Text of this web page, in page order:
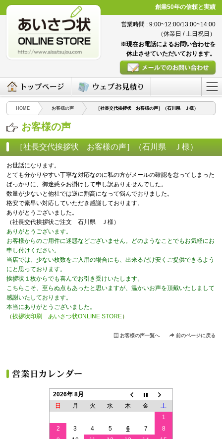
創業50年の信頼と実績
営業時間 : 9:00~12:00/13:00~14:00
（休業日 / 土日祝日）
※現在お電話によるお問い合わせを
休止させていただいております。
HOME お客様の声 ［社長交代挨拶状 お客様の声］（石川県 Ｊ様）
お客様の声
［社長交代挨拶状 お客様の声］（石川県 Ｊ様）
お世話になります。
とても分かりやすい丁寧な対応なのに私の方がメールの確認を怠ってしまった
ばっかりに、御迷惑をお掛けして申し訳ありませんでした。
数量が少ないと他社では逆に割高になって悩んでおりました。
格安で素早い対応していただき感謝しております。
ありがとうございました。
（社長交代挨拶状ご注文 石川県 Ｊ様）
ありがとうございます。
お客様からのご用件に迷惑などございません。どのようなことでもお気軽にお
申し付けください。
当店では、少ない枚数をご入用の場合にも、出来るだけ安くご提供できるよう
にと思っております。
挨拶状１枚からでも喜んでお引き受けいたします。
こちらこそ、至らぬ点もあったと思いますが、温かいお声を頂戴いたしまして
感謝いたしております。
本当にありがとうございました。
（挨拶状印刷 あいさつ状ONLINE STORE）
お客様の声一覧へ 前のページに戻る
2026年 8月
日
月 火 水 木 金
土
1
2
3 4 5 6 7
8